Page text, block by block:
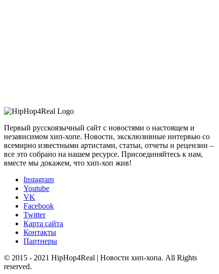
Первый русскоязычный сайт с новостями о настоящем и
независимом хип-хопе. Новости, эксклюзивные интервью со
всемирно известными артистами, статьи, отчеты и рецензии –
все это собрано на нашем ресурсе. Присоединяйтесь к нам,
вместе мы докажем, что хип-хоп жив!
Instagram
Youtube
VK
Facebook
Twitter
Карта сайта
Контакты
Партнеры
© 2015 - 2021 HipHop4Real | Новости хип-хопа. All Rights
reserved.